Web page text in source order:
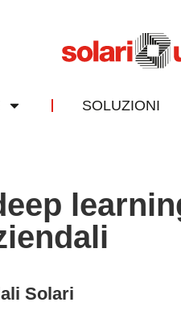
SOLUZIONI
Solari